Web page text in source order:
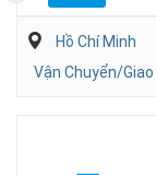
Hồ Chí Minh
Vận Chuyển/Giao